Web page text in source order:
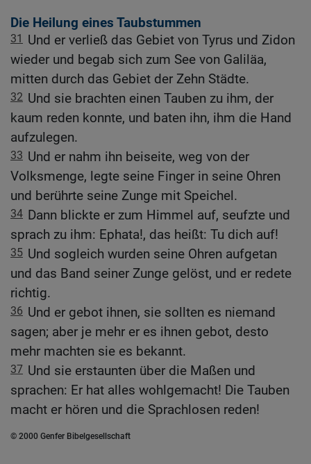
Die Heilung eines Taubstummen
31 Und er verließ das Gebiet von Tyrus und Zidon
wieder und begab sich zum See von Galiläa,
mitten durch das Gebiet der Zehn Städte.
32 Und sie brachten einen Tauben zu ihm, der
kaum reden konnte, und baten ihn, ihm die Hand
aufzulegen.
33 Und er nahm ihn beiseite, weg von der
Volksmenge, legte seine Finger in seine Ohren
und berührte seine Zunge mit Speichel.
34 Dann blickte er zum Himmel auf, seufzte und
sprach zu ihm: Ephata!, das heißt: Tu dich auf!
35 Und sogleich wurden seine Ohren aufgetan
und das Band seiner Zunge gelöst, und er redete
richtig.
36 Und er gebot ihnen, sie sollten es niemand
sagen; aber je mehr er es ihnen gebot, desto
mehr machten sie es bekannt.
37 Und sie erstaunten über die Maßen und
sprachen: Er hat alles wohlgemacht! Die Tauben
macht er hören und die Sprachlosen reden!
© 2000 Genfer Bibelgesellschaft